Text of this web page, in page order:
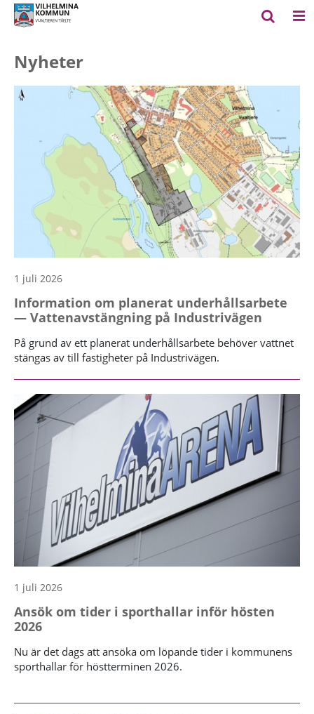
Nyheter
1 juli 2026
Information om planerat underhållsarbete
— Vattenavstängning på Industrivägen
På grund av ett planerat underhållsarbete behöver vattnet
stängas av till fastigheter på Industrivägen.
1 juli 2026
Ansök om tider i sporthallar inför hösten
2026
Nu är det dags att ansöka om löpande tider i kommunens
sporthallar för höstterminen 2026.